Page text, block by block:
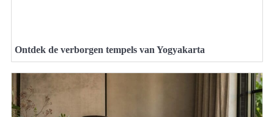
Ontdek de verborgen tempels van Yogyakarta